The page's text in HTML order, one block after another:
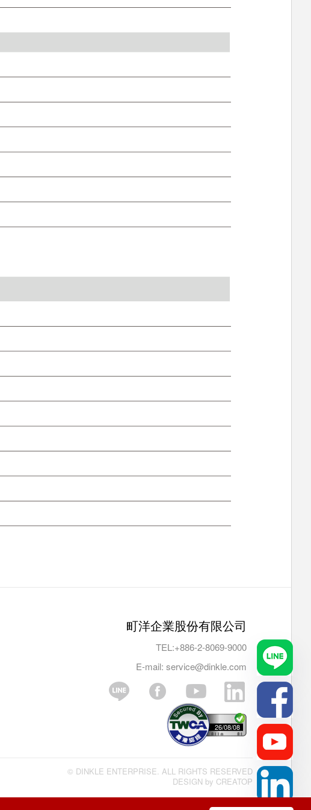
町洋企業股份有限公司
TEL:+886-2-8069-9000
E-mail:service@dinkle.com
26/08/08
© DINKLE ENTERPRISE. ALL RIGHTS RESERVED
DESIGN by CREATOP